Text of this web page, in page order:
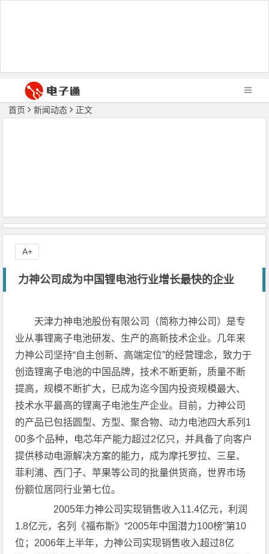
首页 新闻动态 正文
力神公司成为中国锂电池行业增长最快的企业
天津力神电池股份有限公司（简称力神公司）是专
业从事锂离子电池研发、生产的高新技术企业。几年来
力神公司坚持“自主创新、高端定位”的经营理念，致力于
创造锂离子电池的中国品牌，技术不断更新，质量不断
提高，规模不断扩大，已成为迄今国内投资规模最大、
技术水平最高的锂离子电池生产企业。目前，力神公司
的产品已包括圆型、方型、聚合物、动力电池四大系列1
00多个品种，电芯年产能力超过2亿只，并具备了向客户
提供移动电源解决方案的能力，成为摩托罗拉、三星、
菲利浦、西门子、苹果等公司的批量供货商，世界市场
份额位居同行业第七位。
2005年力神公司实现销售收入11.4亿元，利润
1.8亿元，名列《福布斯》“2005年中国潜力100榜”第10
位；2006年上半年，力神公司实现销售收入超过8亿
A+